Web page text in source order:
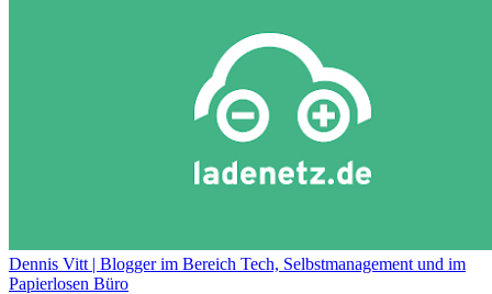
Dennis Vitt | Blogger im Bereich Tech, Selbstmanagement und im
Papierlosen Büro